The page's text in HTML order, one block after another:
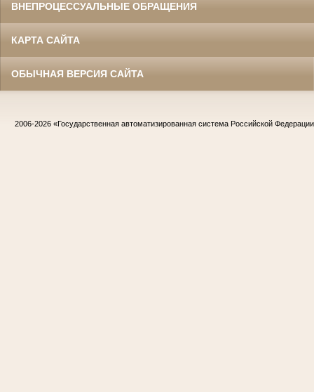
ВНЕПРОЦЕССУАЛЬНЫЕ ОБРАЩЕНИЯ
КАРТА САЙТА
ОБЫЧНАЯ ВЕРСИЯ САЙТА
2006-2026 «Государственная автоматизированная система Российской